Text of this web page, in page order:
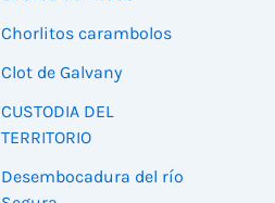
Chorlitos carambolos
Clot de Galvany
CUSTODIA DEL
TERRITORIO
Desembocadura del río